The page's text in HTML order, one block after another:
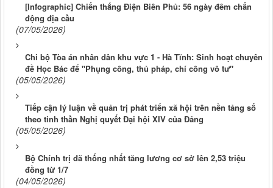
[Infographic] Chiến thắng Điện Biên Phủ: 56 ngày đêm chấn
động địa cầu
(07/05/2026)
Chi bộ Tòa án nhân dân khu vực 1 - Hà Tĩnh: Sinh hoạt chuyên
đề Học Bác để "Phụng công, thủ pháp, chí công vô tư"
(05/05/2026)
Tiếp cận lý luận về quản trị phát triển xã hội trên nền tảng số
theo tinh thần Nghị quyết Đại hội XIV của Đảng
(05/05/2026)
Bộ Chính trị đã thống nhất tăng lương cơ sở lên 2,53 triệu
đồng từ 1/7
(04/05/2026)